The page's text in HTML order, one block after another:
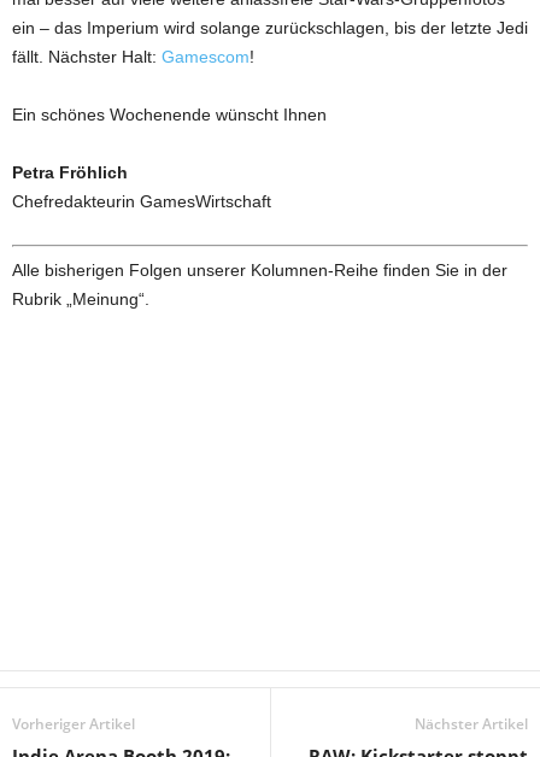
ein – das Imperium wird solange zurückschlagen, bis der letzte Jedi
fällt. Nächster Halt: Gamescom!
Ein schönes Wochenende wünscht Ihnen
Petra Fröhlich
Chefredakteurin GamesWirtschaft
Alle bisherigen Folgen unserer Kolumnen-Reihe finden Sie in der
Rubrik „Meinung“.
Vorheriger Artikel Nächster Artikel